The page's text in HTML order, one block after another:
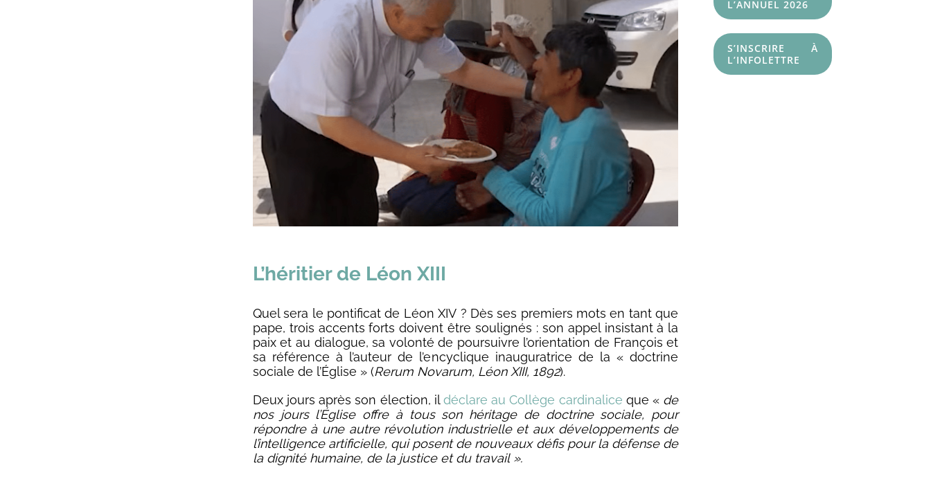
L’héritier de Léon XIII
Quel sera le pontificat de Léon XIV ? Dès ses premiers mots en tant que
pape, trois accents forts doivent être soulignés : son appel insistant à la
paix et au dialogue, sa volonté de poursuivre l’orientation de François et
sa référence à l’auteur de l’encyclique inauguratrice de la « doctrine
sociale de l’Église » (Rerum Novarum, Léon XIII, 1892).
Deux jours après son élection, ildéclare au Collège cardinalice que « de
nos jours l’Église offre à tous son héritage de doctrine sociale, pour
répondre à une autre révolution industrielle et aux développements de
l’intelligence artificielle, qui posent de nouveaux défis pour la défense de
la dignité humaine, de la justice et du travail ».
L’ANNUEL 2026
S’INSCRIRE À
L’INFOLETTRE